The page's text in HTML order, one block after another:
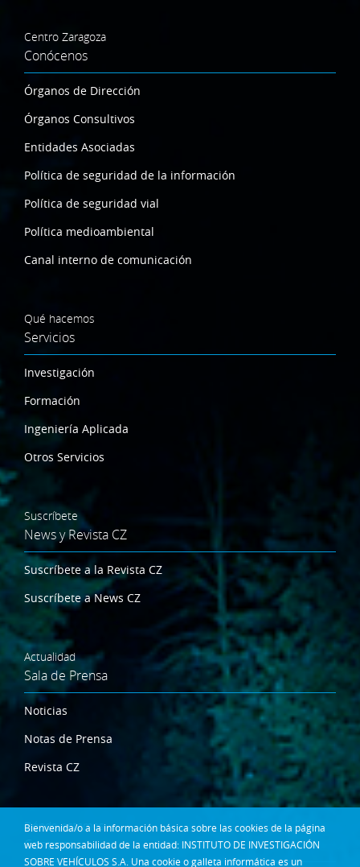
Bienvenida/o a la información básica sobre las cookies de la página
web responsabilidad de la entidad: INSTITUTO DE INVESTIGACIÓN
SOBRE VEHÍCULOS S.A. Una cookie o galleta informática es un
Centro Zaragoza
Conócenos
Órganos de Dirección
Órganos Consultivos
Entidades Asociadas
Política de seguridad de la información
Política de seguridad vial
Política medioambiental
Canal interno de comunicación
Qué hacemos
Servicios
Investigación
Formación
Ingeniería Aplicada
Otros Servicios
Suscríbete
News y Revista CZ
Suscríbete a la Revista CZ
Suscríbete a News CZ
Actualidad
Sala de Prensa
Noticias
Notas de Prensa
Revista CZ
Dónde estamos
Contacta